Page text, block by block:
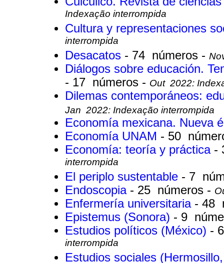
Indexação interrompida
Cultura y representaciones
interrompida
Desacatos - 74 números -
Diálogos sobre educación.
- 17 números - Out 2022:
Dilemas contemporáneos:
Jan 2022: Indexação interrompida
Economía mexicana. Nueva
Economía UNAM - 50
Economía: teoría y práctica -
interrompida
El periplo sustentable - 7
Endoscopia - 25 números -
Enfermería universitaria - 48
Epistemus (Sonora) - 9
Estudios políticos (México) -
interrompida
Estudios sociales